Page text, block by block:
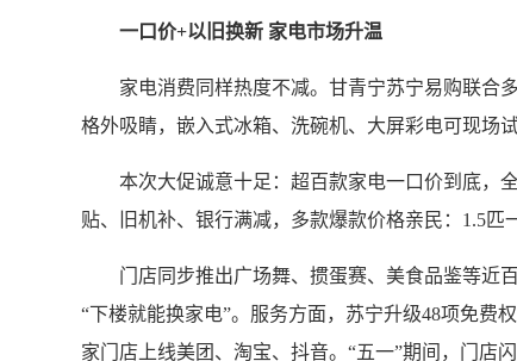
一口价+以旧换新 家电市场升温
家电消费同样热度不减。甘青宁苏宁易购联合多
格外吸睛，嵌入式冰箱、洗碗机、大屏彩电可现场
本次大促诚意十足：超百款家电一口价到底，全
贴、旧机补、银行满减，多款爆款价格亲民：1.5匹
门店同步推出广场舞、掼蛋赛、美食品鉴等近百
“下楼就能换家电”。服务方面，苏宁升级48项免费
家门店上线美团、淘宝、抖音。“五一”期间，门店